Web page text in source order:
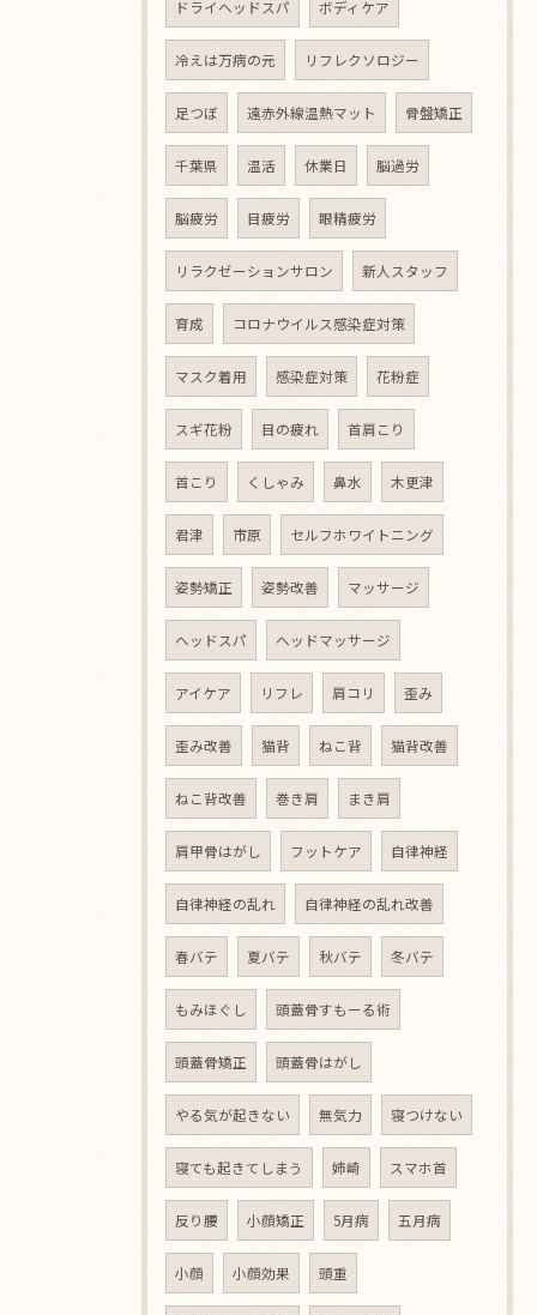
ドライヘッドスパ ボディケア
冷えは万病の元 リフレクソロジー
足つぼ 遠赤外線温熱マット 骨盤矯正
千葉県 温活 休業日 脳過労
脳疲労 目疲労 眼精疲労
リラクゼーションサロン 新人スタッフ
育成 コロナウイルス感染症対策
マスク着用 感染症対策 花粉症
スギ花粉 目の疲れ 首肩こり
首こり くしゃみ 鼻水 木更津
君津 市原 セルフホワイトニング
姿勢矯正 姿勢改善 マッサージ
ヘッドスパ ヘッドマッサージ
アイケア リフレ 肩コリ 歪み
歪み改善 猫背 ねこ背 猫背改善
ねこ背改善 巻き肩 まき肩
肩甲骨はがし フットケア 自律神経
自律神経の乱れ 自律神経の乱れ改善
春バテ 夏バテ 秋バテ 冬バテ
もみほぐし 頭蓋骨すもーる術
頭蓋骨矯正 頭蓋骨はがし
やる気が起きない 無気力 寝つけない
寝ても起きてしまう 姉崎 スマホ首
反り腰 小顔矯正 5月病 五月病
小顔 小顔効果 頭重